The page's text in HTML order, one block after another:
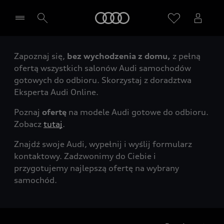
Wybierz Twojego Partnera Audi
Zapoznaj się, bez wychodzenia z domu, z pełną
ofertą wszystkich salonów Audi samochodów
gotowych do odbioru. Skorzystaj z doradztwa
Eksperta Audi Online.
Poznaj ofertę na modele Audi gotowe do odbioru.
Zobacz tutaj.
Znajdź swoje Audi, wypełnij i wyślij formularz
kontaktowy. Zadzwonimy do Ciebie i
przygotujemy najlepszą ofertę na wybrany
samochód.